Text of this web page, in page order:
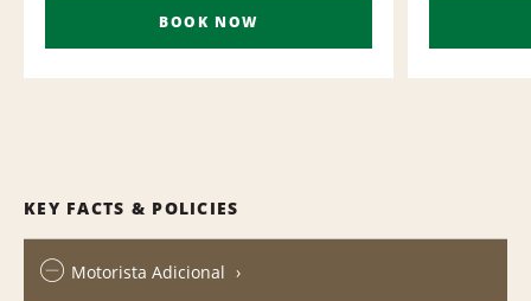
BOOK NOW
KEY FACTS & POLICIES
Motorista Adicional